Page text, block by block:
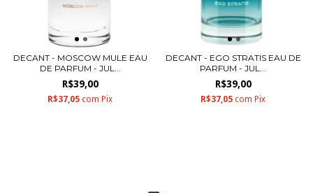
DECANT - MOSCOW MULE EAU
DE PARFUM - JUL...
R$39,00
R$37,05 com Pix
DECANT - EGO STRATIS EAU DE
PARFUM - JUL...
R$39,00
R$37,05 com Pix